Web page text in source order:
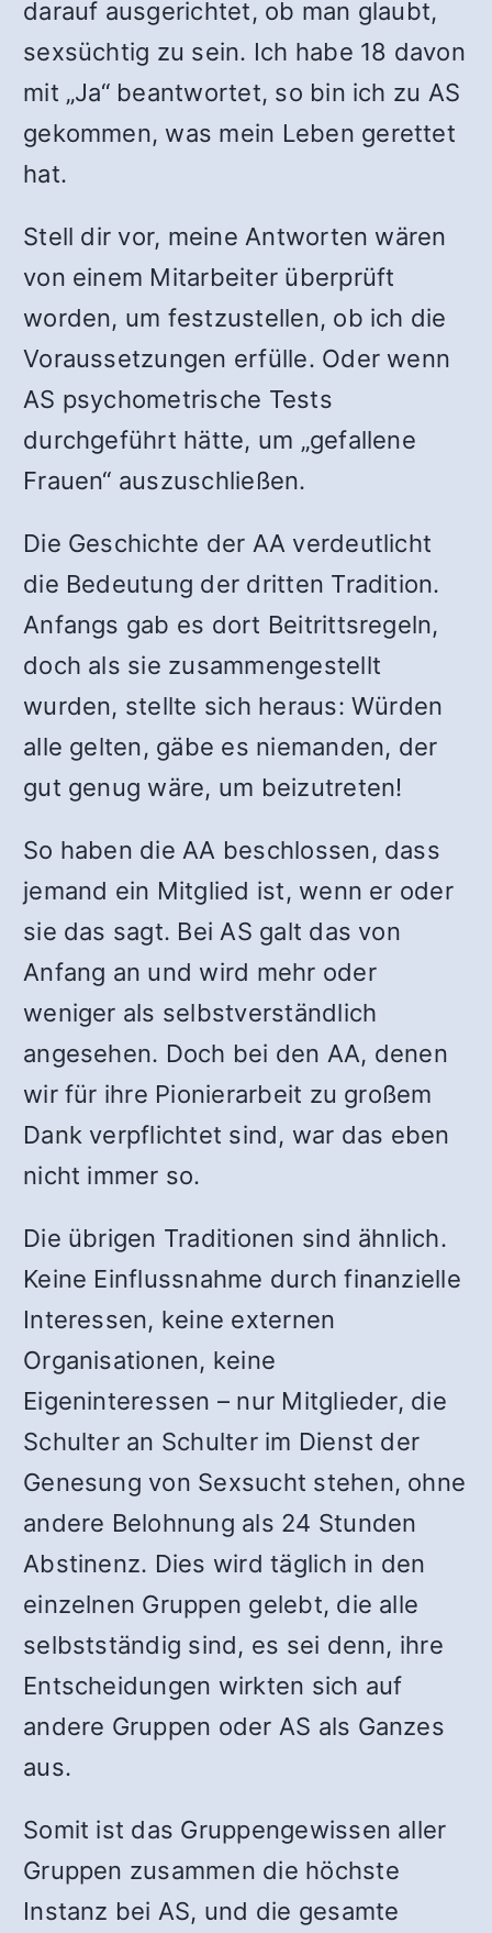
darauf ausgerichtet, ob man glaubt,
sexsüchtig zu sein. Ich habe 18 davon
mit „Ja“ beantwortet, so bin ich zu AS
gekommen, was mein Leben gerettet
hat.
Stell dir vor, meine Antworten wären
von einem Mitarbeiter überprüft
worden, um festzustellen, ob ich die
Voraussetzungen erfülle. Oder wenn
AS psychometrische Tests
durchgeführt hätte, um „gefallene
Frauen“ auszuschließen.
Die Geschichte der AA verdeutlicht
die Bedeutung der dritten Tradition.
Anfangs gab es dort Beitrittsregeln,
doch als sie zusammengestellt
wurden, stellte sich heraus: Würden
alle gelten, gäbe es niemanden, der
gut genug wäre, um beizutreten!
So haben die AA beschlossen, dass
jemand ein Mitglied ist, wenn er oder
sie das sagt. Bei AS galt das von
Anfang an und wird mehr oder
weniger als selbstverständlich
angesehen. Doch bei den AA, denen
wir für ihre Pionierarbeit zu großem
Dank verpflichtet sind, war das eben
nicht immer so.
Die übrigen Traditionen sind ähnlich.
Keine Einflussnahme durch finanzielle
Interessen, keine externen
Organisationen, keine
Eigeninteressen – nur Mitglieder, die
Schulter an Schulter im Dienst der
Genesung von Sexsucht stehen, ohne
andere Belohnung als 24 Stunden
Abstinenz. Dies wird täglich in den
einzelnen Gruppen gelebt, die alle
selbstständig sind, es sei denn, ihre
Entscheidungen wirkten sich auf
andere Gruppen oder AS als Ganzes
aus.
Somit ist das Gruppengewissen aller
Gruppen zusammen die höchste
Instanz bei AS, und die gesamte